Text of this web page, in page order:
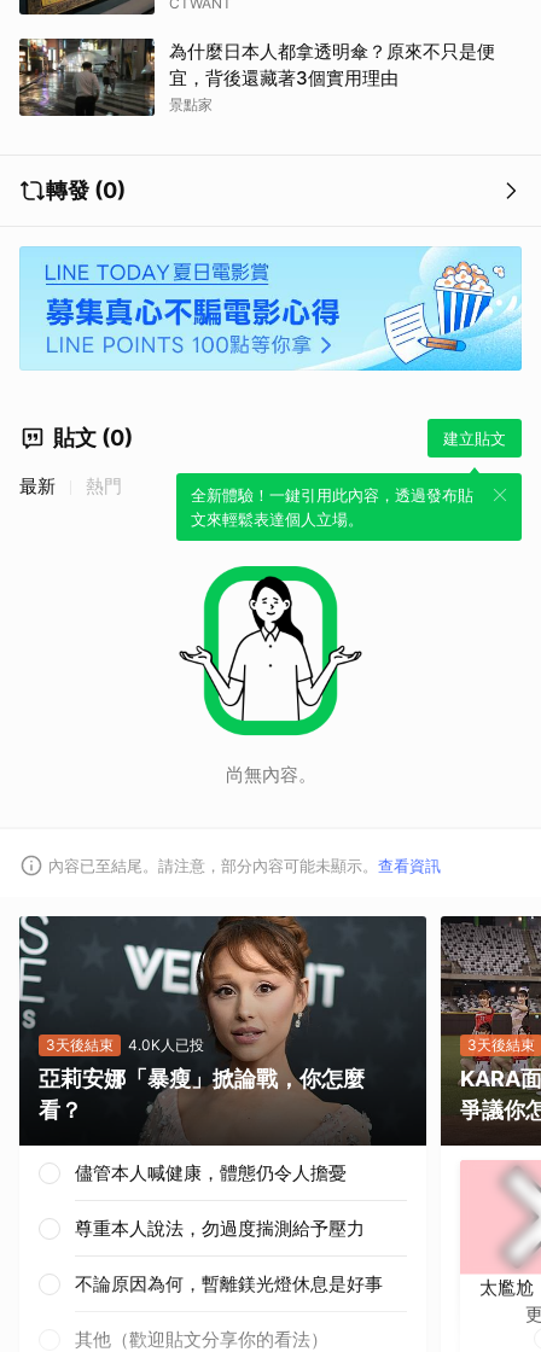
為什麼日本人都拿透明傘？原來不只是便
宜，背後還藏著3個實用理由
景點家
轉發 (0)
貼文 (0) 建立貼文
全新體驗！一鍵引用此內容，透過發布貼
文來輕鬆表達個人立場。
最新 熱門
尚無內容。
內容已至結尾。請注意，部分內容可能未顯示。 查看資訊
3天後結束 4.0K人已投
亞莉安娜「暴瘦」掀論戰，你怎麼
看？
儘管本人喊健康，體態仍令人擔憂
尊重本人說法，勿過度揣測給予壓力
不論原因為何，暫離鎂光燈休息是好事
其他（歡迎貼文分享你的看法）
3天後結束
KARA
爭議你
太尷尬
取消